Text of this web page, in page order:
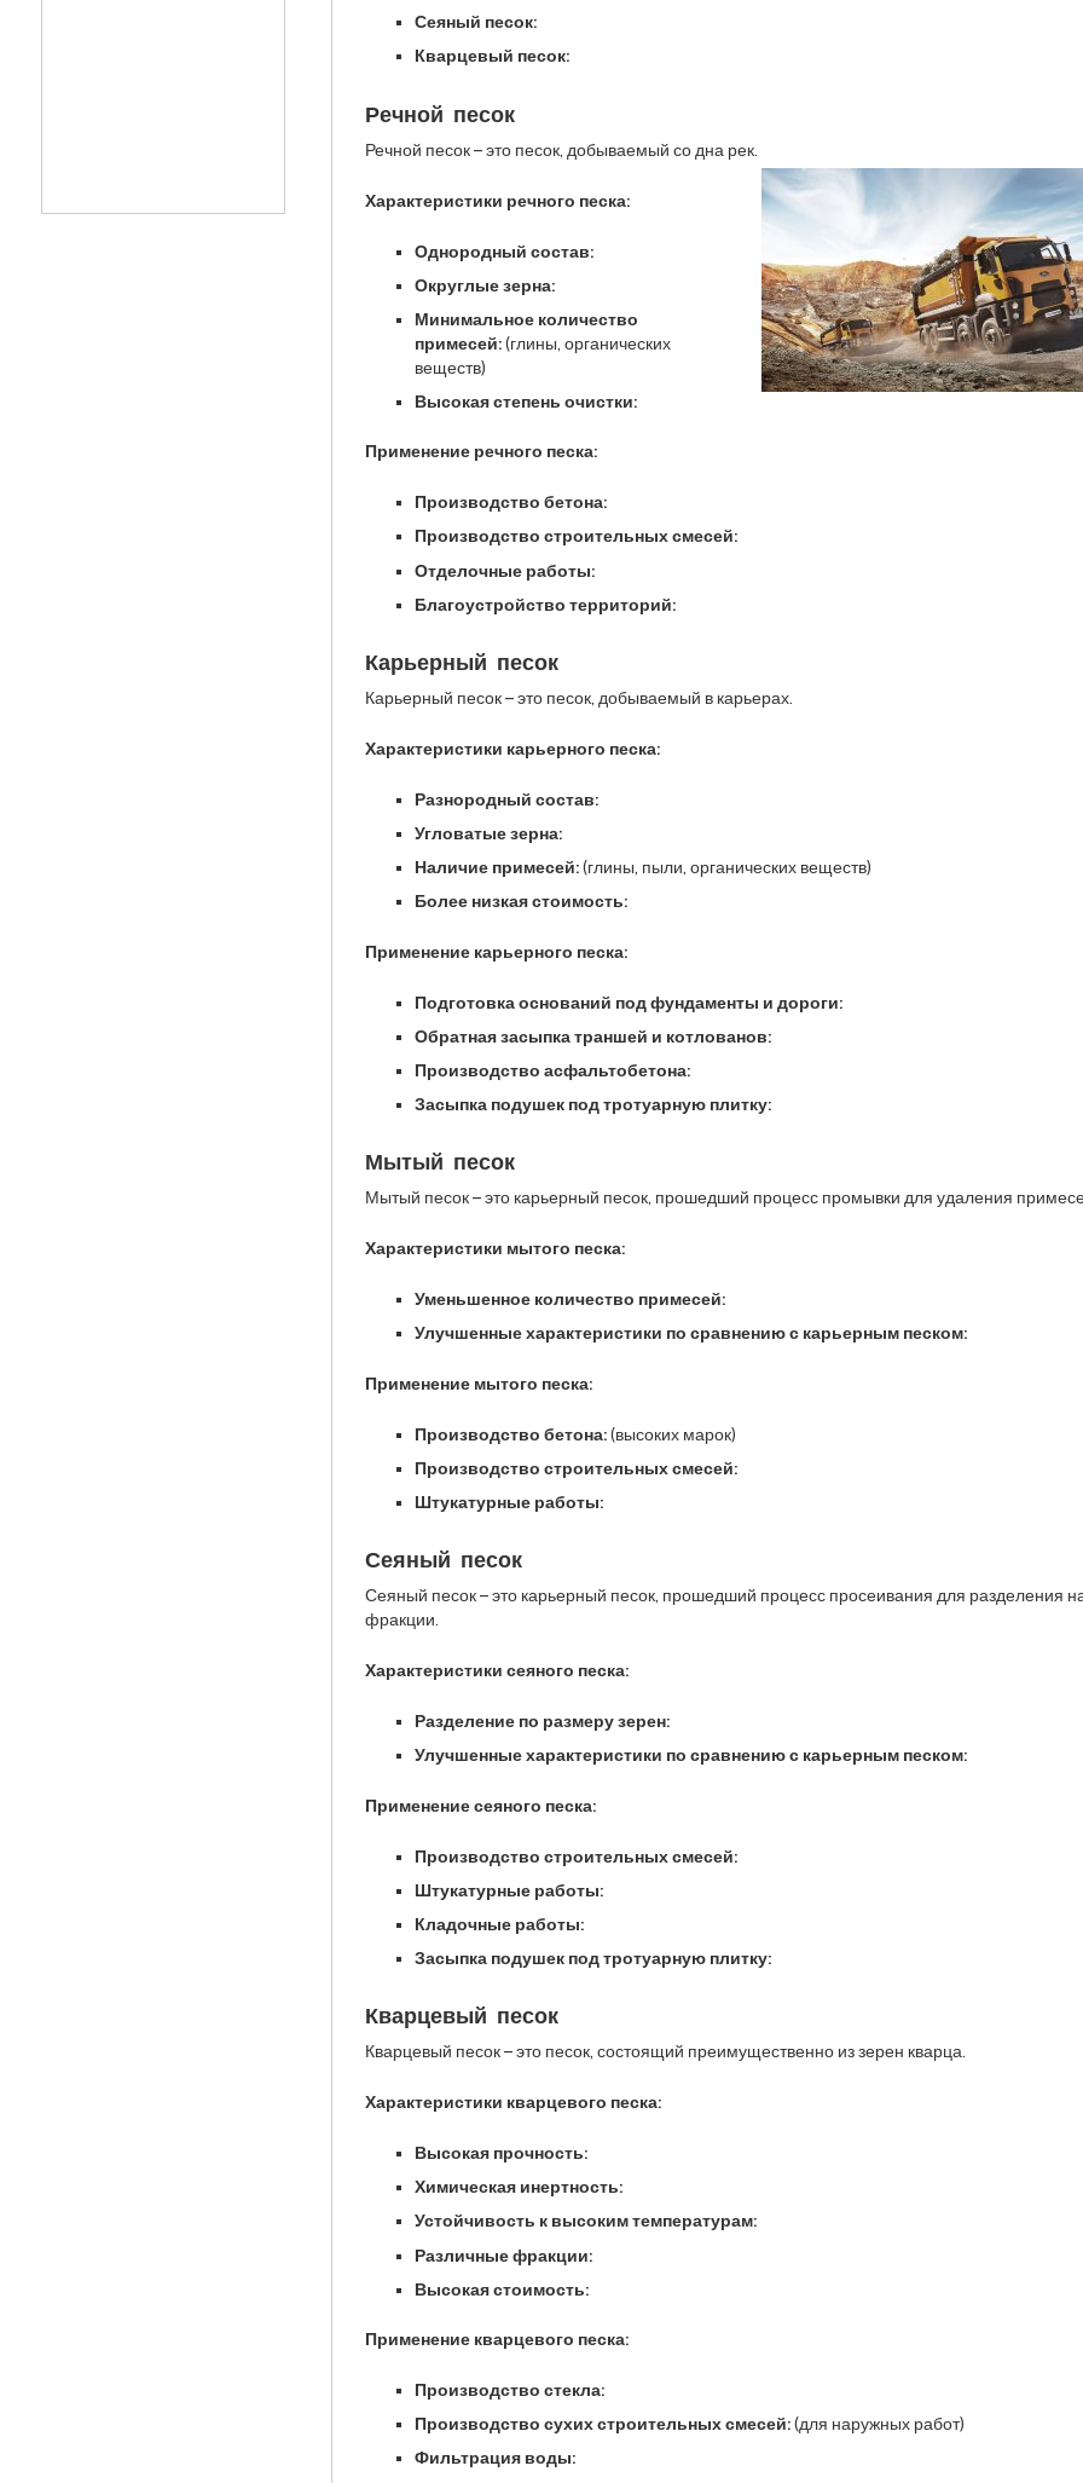
Сеяный песок:
Кварцевый песок:
Речной песок
Речной песок – это песок, добываемый со дна рек.
Характеристики речного песка:
Однородный состав:
Округлые зерна:
Минимальное количество
примесей:(глины, органических
веществ)
Высокая степень очистки:
Применение речного песка:
Производство бетона:
Производство строительных смесей:
Отделочные работы:
Благоустройство территорий:
Карьерный песок
Карьерный песок – это песок, добываемый в карьерах.
Характеристики карьерного песка:
Разнородный состав:
Угловатые зерна:
Наличие примесей:(глины, пыли, органических веществ)
Более низкая стоимость:
Применение карьерного песка:
Подготовка оснований под фундаменты и дороги:
Обратная засыпка траншей и котлованов:
Производство асфальтобетона:
Засыпка подушек под тротуарную плитку:
Мытый песок
Мытый песок – это карьерный песок, прошедший процесс промывки для удаления
Характеристики мытого песка:
Уменьшенное количество примесей:
Улучшенные характеристики по сравнению с карьерным песком:
Применение мытого песка:
Производство бетона:(высоких марок)
Производство строительных смесей:
Штукатурные работы:
Сеяный песок
Сеяный песок – это карьерный песок, прошедший процесс просеивания для разделения
фракции.
Характеристики сеяного песка:
Разделение по размеру зерен:
Улучшенные характеристики по сравнению с карьерным песком:
Применение сеяного песка:
Производство строительных смесей:
Штукатурные работы:
Кладочные работы:
Засыпка подушек под тротуарную плитку:
Кварцевый песок
Кварцевый песок – это песок, состоящий преимущественно из зерен кварца.
Характеристики кварцевого песка:
Высокая прочность:
Химическая инертность:
Устойчивость к высоким температурам:
Различные фракции:
Высокая стоимость:
Применение кварцевого песка:
Производство стекла:
Производство сухих строительных смесей:(для наружных работ)
Фильтрация воды: